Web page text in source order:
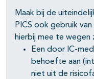
Maak bij de
PICS ook gebruik
hierbij mee te wegen
Een door IC-
behoefte aan
niet uit de